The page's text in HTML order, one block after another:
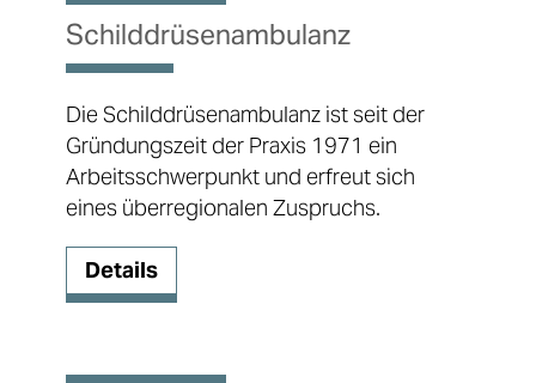
Schild­drüsen­ambulanz
Die Schilddrüsenambulanz ist seit der
Gründungszeit der Praxis 1971 ein
Arbeitsschwerpunkt und erfreut sich
eines überregionalen Zuspruchs.
Details